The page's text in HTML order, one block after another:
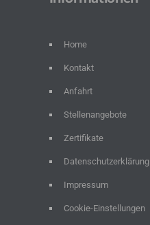
Home
Kontakt
Anfahrt
Stellenangebote
Zertifikate
Datenschutzerklärung
Impressum
Cookie-Einstellungen